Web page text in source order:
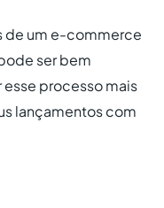
de um e-commerce
ser bem
processo mais
lançamentos com